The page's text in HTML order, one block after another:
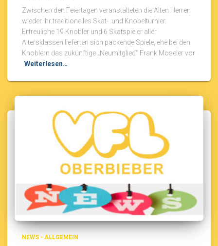
Zwischen den Feiertagen veranstalteten die Alten Herren
wieder ihr traditionelles Skat- und Knobelturnier.
Erfreuliche 19 Knobler und 6 Skatspieler aller
Altersklassen lieferten sich packende Spiele, ehe bei den
Knoblern das zukünftige „Neumitglied“ Frank Moseler vor
Weiterlesen…
NEWS - ALLGEMEIN